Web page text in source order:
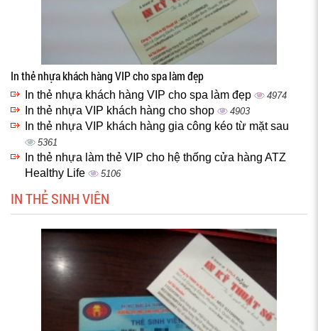
In thẻ nhựa khách hàng VIP cho spa làm đẹp
In thẻ nhựa khách hàng VIP cho spa làm đẹp 4974
In thẻ nhựa VIP khách hàng cho shop 4903
In thẻ nhựa VIP khách hàng gia công kéo từ mặt sau
5361
In thẻ nhựa làm thẻ VIP cho hệ thống cửa hàng ATZ
Healthy Life
5106
IN THẺ SINH VIÊN